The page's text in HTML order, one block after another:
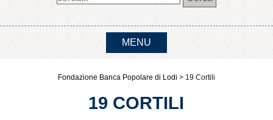
MENU
Fondazione Banca Popolare di Lodi > 19 Cortili
19 CORTILI